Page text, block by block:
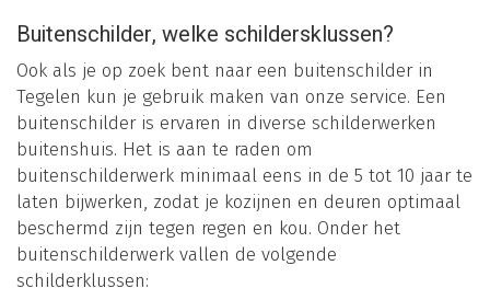
Buitenschilder, welke schildersklussen?
Ook als je op zoek bent naar een buitenschilder in
Tegelen kun je gebruik maken van onze service. Een
buitenschilder is ervaren in diverse schilderwerken
buitenshuis. Het is aan te raden om
buitenschilderwerk minimaal eens in de 5 tot 10 jaar te
laten bijwerken, zodat je kozijnen en deuren optimaal
beschermd zijn tegen regen en kou. Onder het
buitenschilderwerk vallen de volgende
schilderklussen: